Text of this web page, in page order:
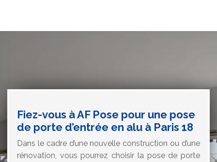
Fiez-vous à AF Pose pour une pose
de porte d’entrée en alu à Paris 18
Dans le cadre d’une nouvelle construction ou d’une
rénovation, vous pourrez choisir la pose de porte